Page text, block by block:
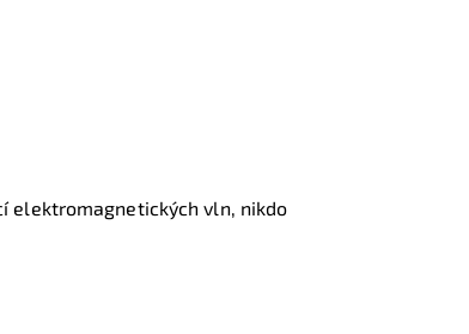
elektromagnetických vln, nikdo